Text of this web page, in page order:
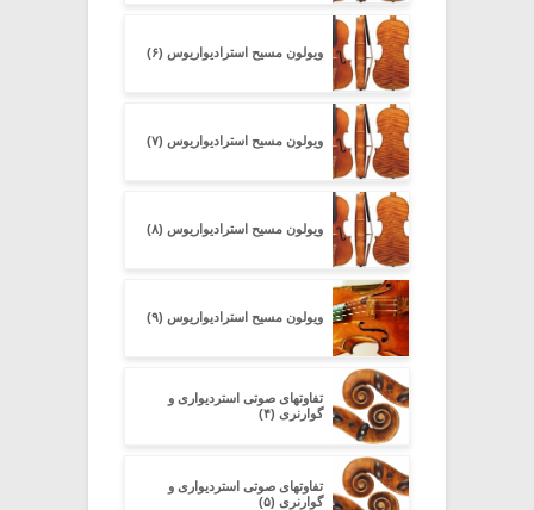
ویولون مسیح استرادیواریوس (۶)
ویولون مسیح استرادیواریوس (۷)
ویولون مسیح استرادیواریوس (۸)
ویولون مسیح استرادیواریوس (۹)
تفاوتهای صوتی استردیواری و
گوارنری (۴)
تفاوتهای صوتی استردیواری و
گوارنری (۵)